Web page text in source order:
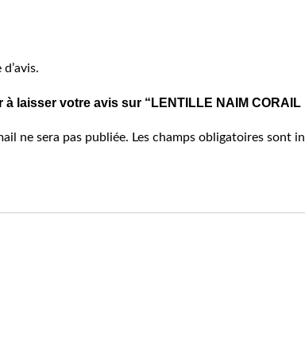
d’avis.
à laisser votre avis sur “LENTILLE NAIM CORAIL
ne sera pas publiée. Les champs obligatoires sont